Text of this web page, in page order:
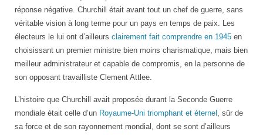
réponse négative. Churchill était avant tout un chef de guerre, sans
véritable vision à long terme pour un pays en temps de paix. Les
électeurs le lui ont d’ailleurs clairement fait comprendre en 1945 en
choisissant un premier ministre bien moins charismatique, mais bien
meilleur administrateur et capable de compromis, en la personne de
son opposant travailliste Clement Attlee.
L’histoire que Churchill avait proposée durant la Seconde Guerre
mondiale était celle d’un Royaume-Uni triomphant et éternel , sûr de
sa force et de son rayonnement mondial, dont se sont d’ailleurs